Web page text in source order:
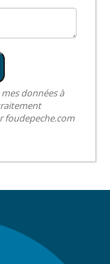
données à
foudepeche.com